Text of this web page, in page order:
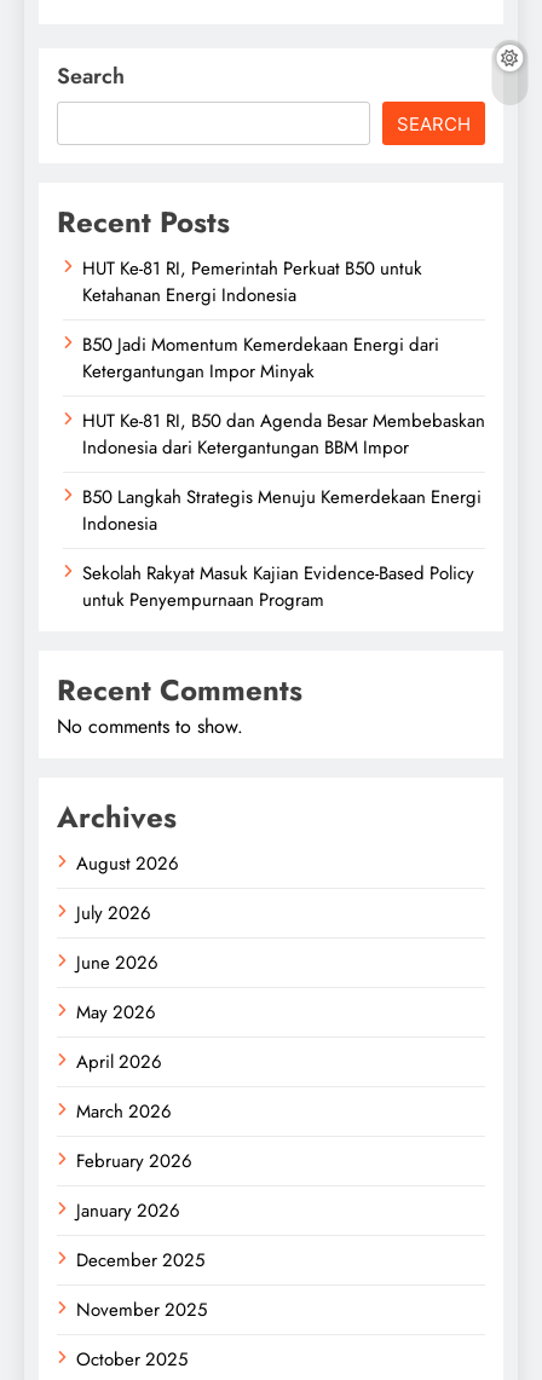
Search
SEARCH
Recent Posts
HUT Ke-81 RI, Pemerintah Perkuat B50 untuk
Ketahanan Energi Indonesia
B50 Jadi Momentum Kemerdekaan Energi dari
Ketergantungan Impor Minyak
HUT Ke-81 RI, B50 dan Agenda Besar Membebaskan
Indonesia dari Ketergantungan BBM Impor
B50 Langkah Strategis Menuju Kemerdekaan Energi
Indonesia
Sekolah Rakyat Masuk Kajian Evidence-Based Policy
untuk Penyempurnaan Program
Recent Comments
No comments to show.
Archives
August 2026
July 2026
June 2026
May 2026
April 2026
March 2026
February 2026
January 2026
December 2025
November 2025
October 2025